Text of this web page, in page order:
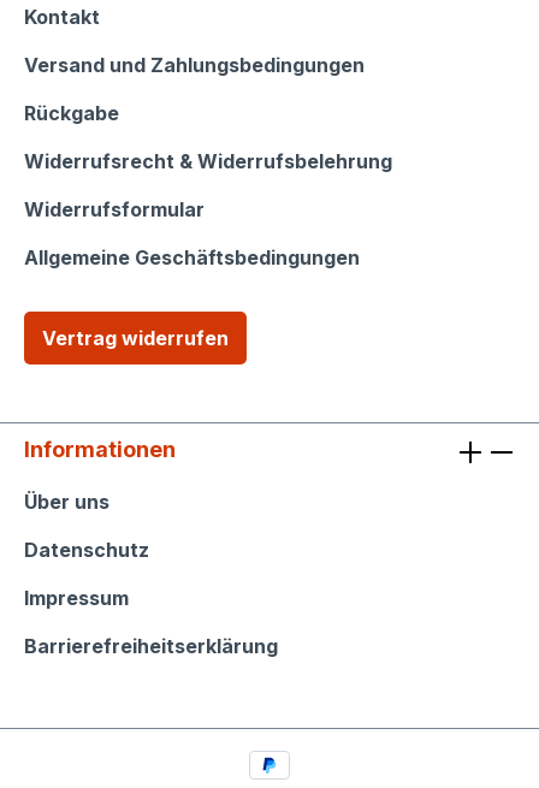
Kontakt
Versand und Zahlungsbedingungen
Rückgabe
Widerrufsrecht & Widerrufsbelehrung
Widerrufsformular
Allgemeine Geschäftsbedingungen
Vertrag widerrufen
Informationen
Informationen
Über uns
Datenschutz
Impressum
Barrierefreiheitserklärung